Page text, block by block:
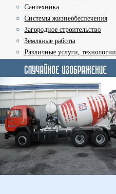
Сантехника
Системы жизнеобеспечения
Загородное строительство
Земляные работы
Различные услуги, технологии